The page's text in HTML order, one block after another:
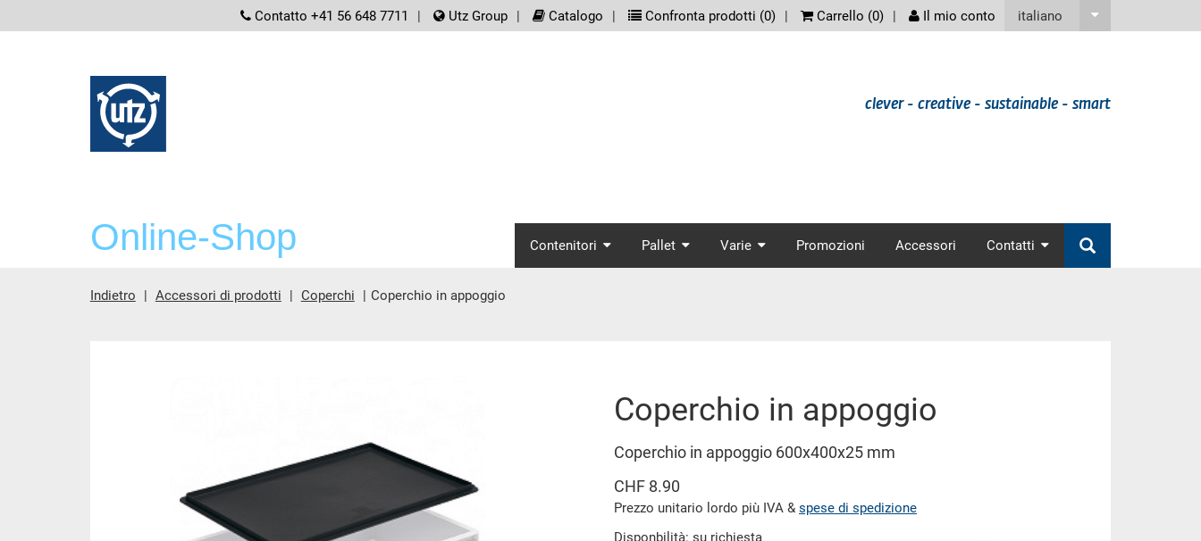
italiano
screenreader.meta_nav
Contatto +41 56 648 7711 Utz Group Catalogo Confronta prodotti (0) Carrello (0) Il mio conto
clever - creative - sustainable - smart
Online-Shop screenreader.main_nav
Contenitori Pallet Varie Promozioni Accessori Contatti
Indietro Accessori di prodotti Coperchi Coperchio in appoggio
Coperchio in appoggio
Coperchio in appoggio 600x400x25 mm
CHF 8.90
Prezzo unitario lordo più IVA & spese di spedizione
Disponbilità: su richiesta